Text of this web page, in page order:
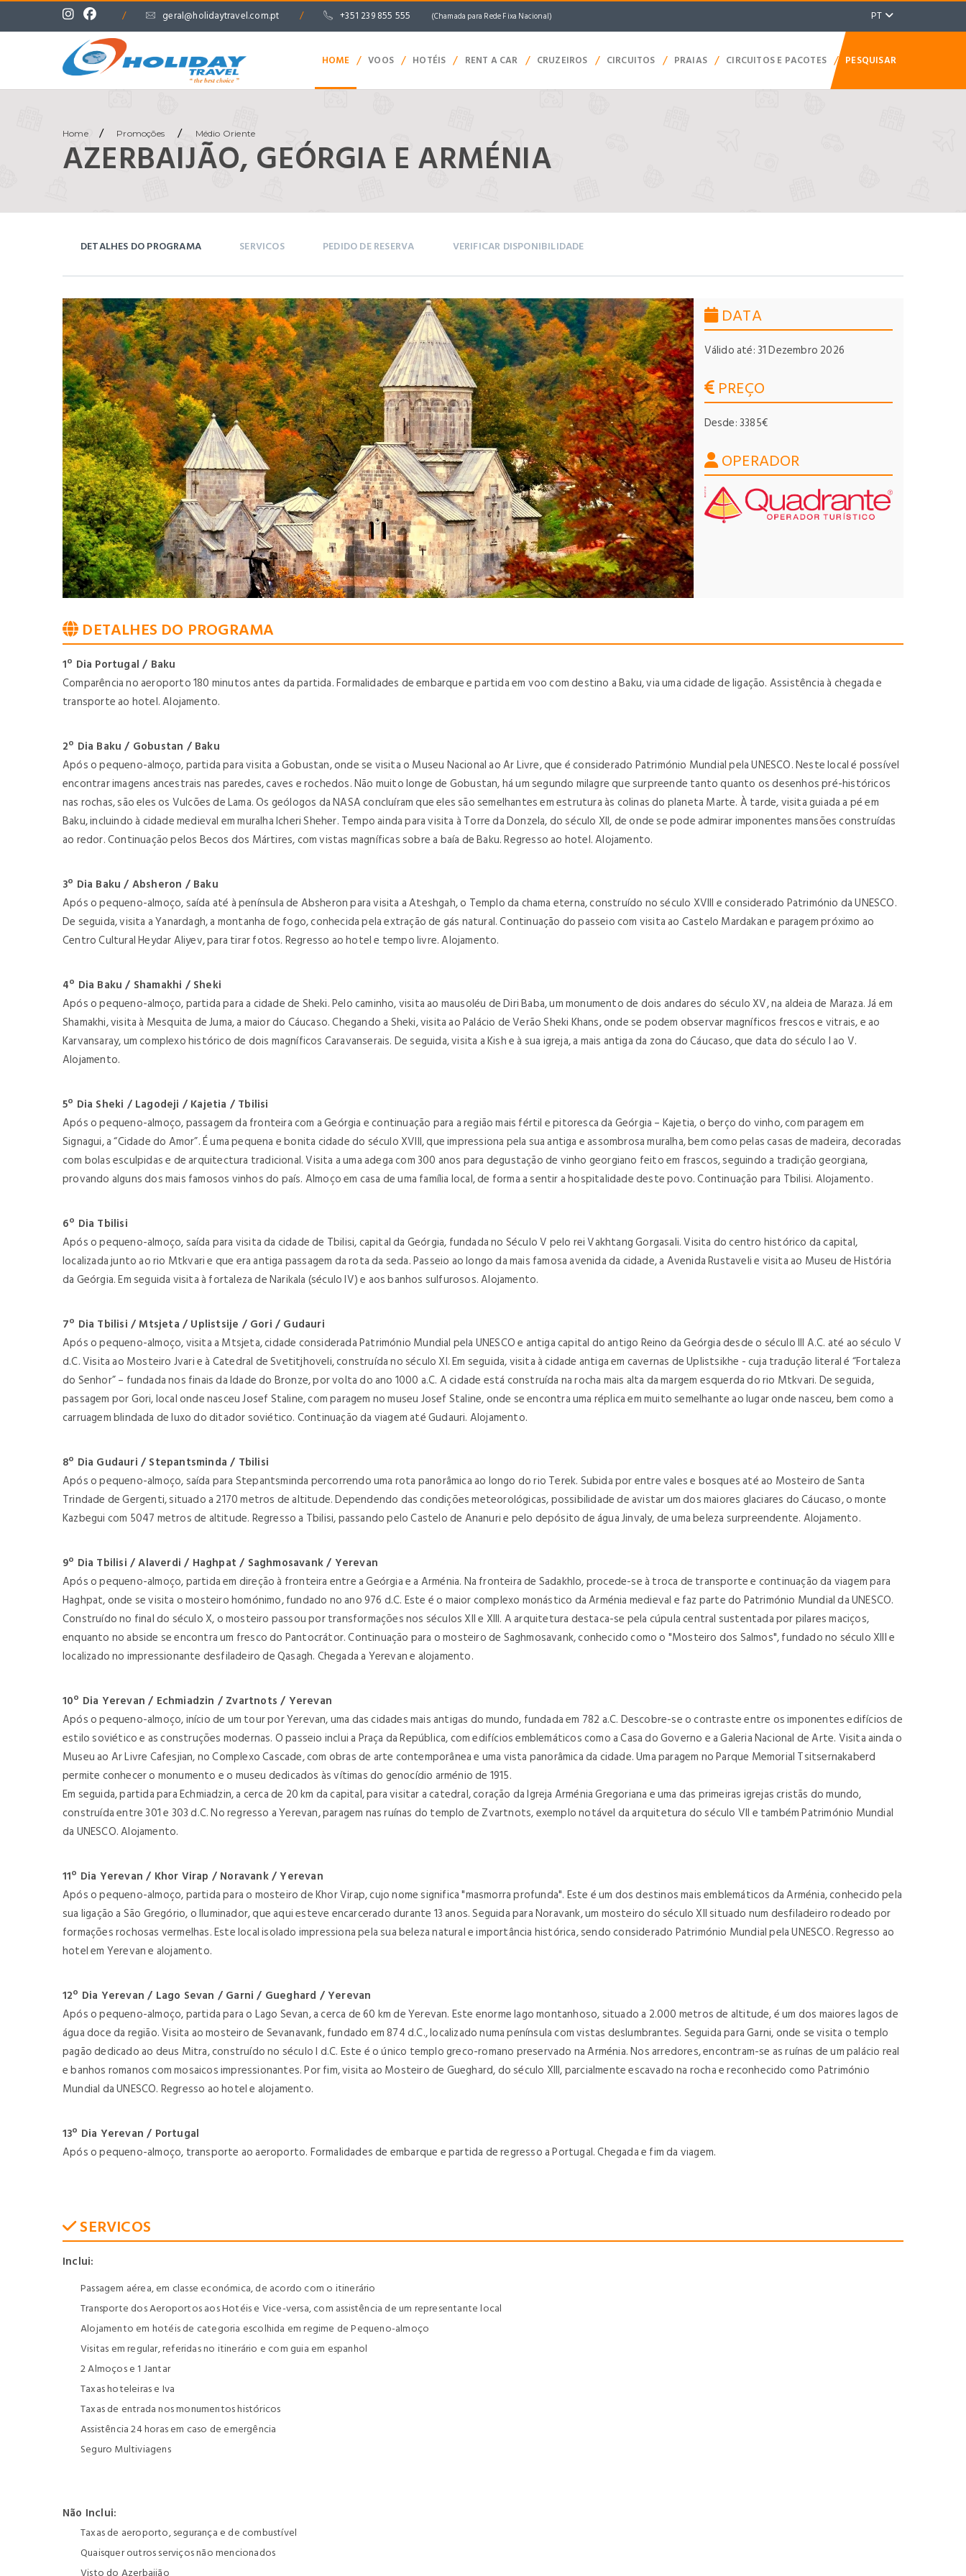
/ geral@holidaytravel.com.pt / +351 239 855 555 (Chamada para Rede Fixa Nacional) PT
HOME / VOOS / HOTÉIS / RENT A CAR / CRUZEIROS / CIRCUITOS / PRAIAS / CIRCUITOS E PACOTES / PESQUISAR
Home / Promoções / Médio Oriente
AZERBAIJÃO, GEÓRGIA E ARMÉNIA
DETALHES DO PROGRAMA SERVICOS PEDIDO DE RESERVA VERIFICAR DISPONIBILIDADE
DATA
Válido até: 31 Dezembro 2026
PREÇO
Desde: 3385€
OPERADOR
DETALHES DO PROGRAMA
1º Dia Portugal / Baku
Comparência no aeroporto 180 minutos antes da partida. Formalidades de embarque e partida em voo com destino a Baku, via uma cidade de ligação. Assistência à chegada e
transporte ao hotel. Alojamento.
2º Dia Baku / Gobustan / Baku
Após o pequeno-almoço, partida para visita a Gobustan, onde se visita o Museu Nacional ao Ar Livre, que é considerado Património Mundial pela UNESCO. Neste local é possível
encontrar imagens ancestrais nas paredes, caves e rochedos. Não muito longe de Gobustan, há um segundo milagre que surpreende tanto quanto os desenhos pré-históricos
nas rochas, são eles os Vulcões de Lama. Os geólogos da NASA concluíram que eles são semelhantes em estrutura às colinas do planeta Marte. À tarde, visita guiada a pé em
Baku, incluindo à cidade medieval em muralha Icheri Sheher. Tempo ainda para visita à Torre da Donzela, do século XII, de onde se pode admirar imponentes mansões construídas
ao redor. Continuação pelos Becos dos Mártires, com vistas magníficas sobre a baía de Baku. Regresso ao hotel. Alojamento.
3º Dia Baku / Absheron / Baku
Após o pequeno-almoço, saída até à península de Absheron para visita a Ateshgah, o Templo da chama eterna, construído no século XVIII e considerado Património da UNESCO.
De seguida, visita a Yanardagh, a montanha de fogo, conhecida pela extração de gás natural. Continuação do passeio com visita ao Castelo Mardakan e paragem próximo ao
Centro Cultural Heydar Aliyev, para tirar fotos. Regresso ao hotel e tempo livre. Alojamento.
4º Dia Baku / Shamakhi / Sheki
Após o pequeno-almoço, partida para a cidade de Sheki. Pelo caminho, visita ao mausoléu de Diri Baba, um monumento de dois andares do século XV, na aldeia de Maraza. Já em
Shamakhi, visita à Mesquita de Juma, a maior do Cáucaso. Chegando a Sheki, visita ao Palácio de Verão Sheki Khans, onde se podem observar magníficos frescos e vitrais, e ao
Karvansaray, um complexo histórico de dois magníficos Caravanserais. De seguida, visita a Kish e à sua igreja, a mais antiga da zona do Cáucaso, que data do século I ao V.
Alojamento.
5º Dia Sheki / Lagodeji / Kajetia / Tbilisi
Após o pequeno-almoço, passagem da fronteira com a Geórgia e continuação para a região mais fértil e pitoresca da Geórgia – Kajetia, o berço do vinho, com paragem em
Signagui, a “Cidade do Amor”. É uma pequena e bonita cidade do século XVIII, que impressiona pela sua antiga e assombrosa muralha, bem como pelas casas de madeira, decoradas
com bolas esculpidas e de arquitectura tradicional. Visita a uma adega com 300 anos para degustação de vinho georgiano feito em frascos, seguindo a tradição georgiana,
provando alguns dos mais famosos vinhos do país. Almoço em casa de uma família local, de forma a sentir a hospitalidade deste povo. Continuação para Tbilisi. Alojamento.
6º Dia Tbilisi
Após o pequeno-almoço, saída para visita da cidade de Tbilisi, capital da Geórgia, fundada no Século V pelo rei Vakhtang Gorgasali. Visita do centro histórico da capital,
localizada junto ao rio Mtkvari e que era antiga passagem da rota da seda. Passeio ao longo da mais famosa avenida da cidade, a Avenida Rustaveli e visita ao Museu de História
da Geórgia. Em seguida visita à fortaleza de Narikala (século IV) e aos banhos sulfurosos. Alojamento.
7º Dia Tbilisi / Mtsjeta / Uplistsije / Gori / Gudauri
Após o pequeno-almoço, visita a Mtsjeta, cidade considerada Património Mundial pela UNESCO e antiga capital do antigo Reino da Geórgia desde o século III A.C. até ao século V
d.C. Visita ao Mosteiro Jvari e à Catedral de Svetitjhoveli, construída no século XI. Em seguida, visita à cidade antiga em cavernas de Uplistsikhe - cuja tradução literal é “Fortaleza
do Senhor” – fundada nos finais da Idade do Bronze, por volta do ano 1000 a.C. A cidade está construída na rocha mais alta da margem esquerda do rio Mtkvari. De seguida,
passagem por Gori, local onde nasceu Josef Staline, com paragem no museu Josef Staline, onde se encontra uma réplica em muito semelhante ao lugar onde nasceu, bem como a
carruagem blindada de luxo do ditador soviético. Continuação da viagem até Gudauri. Alojamento.
8º Dia Gudauri / Stepantsminda / Tbilisi
Após o pequeno-almoço, saída para Stepantsminda percorrendo uma rota panorâmica ao longo do rio Terek. Subida por entre vales e bosques até ao Mosteiro de Santa
Trindade de Gergenti, situado a 2170 metros de altitude. Dependendo das condições meteorológicas, possibilidade de avistar um dos maiores glaciares do Cáucaso, o monte
Kazbegui com 5047 metros de altitude. Regresso a Tbilisi, passando pelo Castelo de Ananuri e pelo depósito de água Jinvaly, de uma beleza surpreendente. Alojamento.
9º Dia Tbilisi / Alaverdi / Haghpat / Saghmosavank / Yerevan
Após o pequeno-almoço, partida em direção à fronteira entre a Geórgia e a Arménia. Na fronteira de Sadakhlo, procede-se à troca de transporte e continuação da viagem para
Haghpat, onde se visita o mosteiro homónimo, fundado no ano 976 d.C. Este é o maior complexo monástico da Arménia medieval e faz parte do Património Mundial da UNESCO.
Construído no final do século X, o mosteiro passou por transformações nos séculos XII e XIII. A arquitetura destaca-se pela cúpula central sustentada por pilares maciços,
enquanto no abside se encontra um fresco do Pantocrátor. Continuação para o mosteiro de Saghmosavank, conhecido como o "Mosteiro dos Salmos", fundado no século XIII e
localizado no impressionante desfiladeiro de Qasagh. Chegada a Yerevan e alojamento.
10º Dia Yerevan / Echmiadzin / Zvartnots / Yerevan
Após o pequeno-almoço, início de um tour por Yerevan, uma das cidades mais antigas do mundo, fundada em 782 a.C. Descobre-se o contraste entre os imponentes edifícios de
estilo soviético e as construções modernas. O passeio inclui a Praça da República, com edifícios emblemáticos como a Casa do Governo e a Galeria Nacional de Arte. Visita ainda o
Museu ao Ar Livre Cafesjian, no Complexo Cascade, com obras de arte contemporânea e uma vista panorâmica da cidade. Uma paragem no Parque Memorial Tsitsernakaberd
permite conhecer o monumento e o museu dedicados às vítimas do genocídio arménio de 1915.
Em seguida, partida para Echmiadzin, a cerca de 20 km da capital, para visitar a catedral, coração da Igreja Arménia Gregoriana e uma das primeiras igrejas cristãs do mundo,
construída entre 301 e 303 d.C. No regresso a Yerevan, paragem nas ruínas do templo de Zvartnots, exemplo notável da arquitetura do século VII e também Património Mundial
da UNESCO. Alojamento.
11º Dia Yerevan / Khor Virap / Noravank / Yerevan
Após o pequeno-almoço, partida para o mosteiro de Khor Virap, cujo nome significa "masmorra profunda". Este é um dos destinos mais emblemáticos da Arménia, conhecido pela
sua ligação a São Gregório, o Iluminador, que aqui esteve encarcerado durante 13 anos. Seguida para Noravank, um mosteiro do século XII situado num desfiladeiro rodeado por
formações rochosas vermelhas. Este local isolado impressiona pela sua beleza natural e importância histórica, sendo considerado Património Mundial pela UNESCO. Regresso ao
hotel em Yerevan e alojamento.
12º Dia Yerevan / Lago Sevan / Garni / Gueghard / Yerevan
Após o pequeno-almoço, partida para o Lago Sevan, a cerca de 60 km de Yerevan. Este enorme lago montanhoso, situado a 2.000 metros de altitude, é um dos maiores lagos de
água doce da região. Visita ao mosteiro de Sevanavank, fundado em 874 d.C., localizado numa península com vistas deslumbrantes. Seguida para Garni, onde se visita o templo
pagão dedicado ao deus Mitra, construído no século I d.C. Este é o único templo greco-romano preservado na Arménia. Nos arredores, encontram-se as ruínas de um palácio real
e banhos romanos com mosaicos impressionantes. Por fim, visita ao Mosteiro de Gueghard, do século XIII, parcialmente escavado na rocha e reconhecido como Património
Mundial da UNESCO. Regresso ao hotel e alojamento.
13º Dia Yerevan / Portugal
Após o pequeno-almoço, transporte ao aeroporto. Formalidades de embarque e partida de regresso a Portugal. Chegada e fim da viagem.
SERVICOS
Inclui:
Passagem aérea, em classe económica, de acordo com o itinerário
Transporte dos Aeroportos aos Hotéis e Vice-versa, com assistência de um representante local
Alojamento em hotéis de categoria escolhida em regime de Pequeno-almoço
Visitas em regular, referidas no itinerário e com guia em espanhol
2 Almoços e 1 Jantar
Taxas hoteleiras e Iva
Taxas de entrada nos monumentos históricos
Assistência 24 horas em caso de emergência
Seguro Multiviagens
Não Inclui:
Taxas de aeroporto, segurança e de combustível
Quaisquer outros serviços não mencionados